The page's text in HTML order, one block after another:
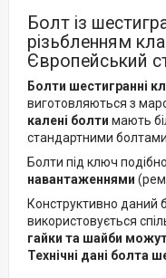
Болт із
різьбленням
Європейський
Болти шестигранні
виготовляються з
калені болти мають
стандартними болтами.
Болти під ключ
навантаженнями
Конструктивно даний
використовується
гайки та шайби
Технічні дані болта